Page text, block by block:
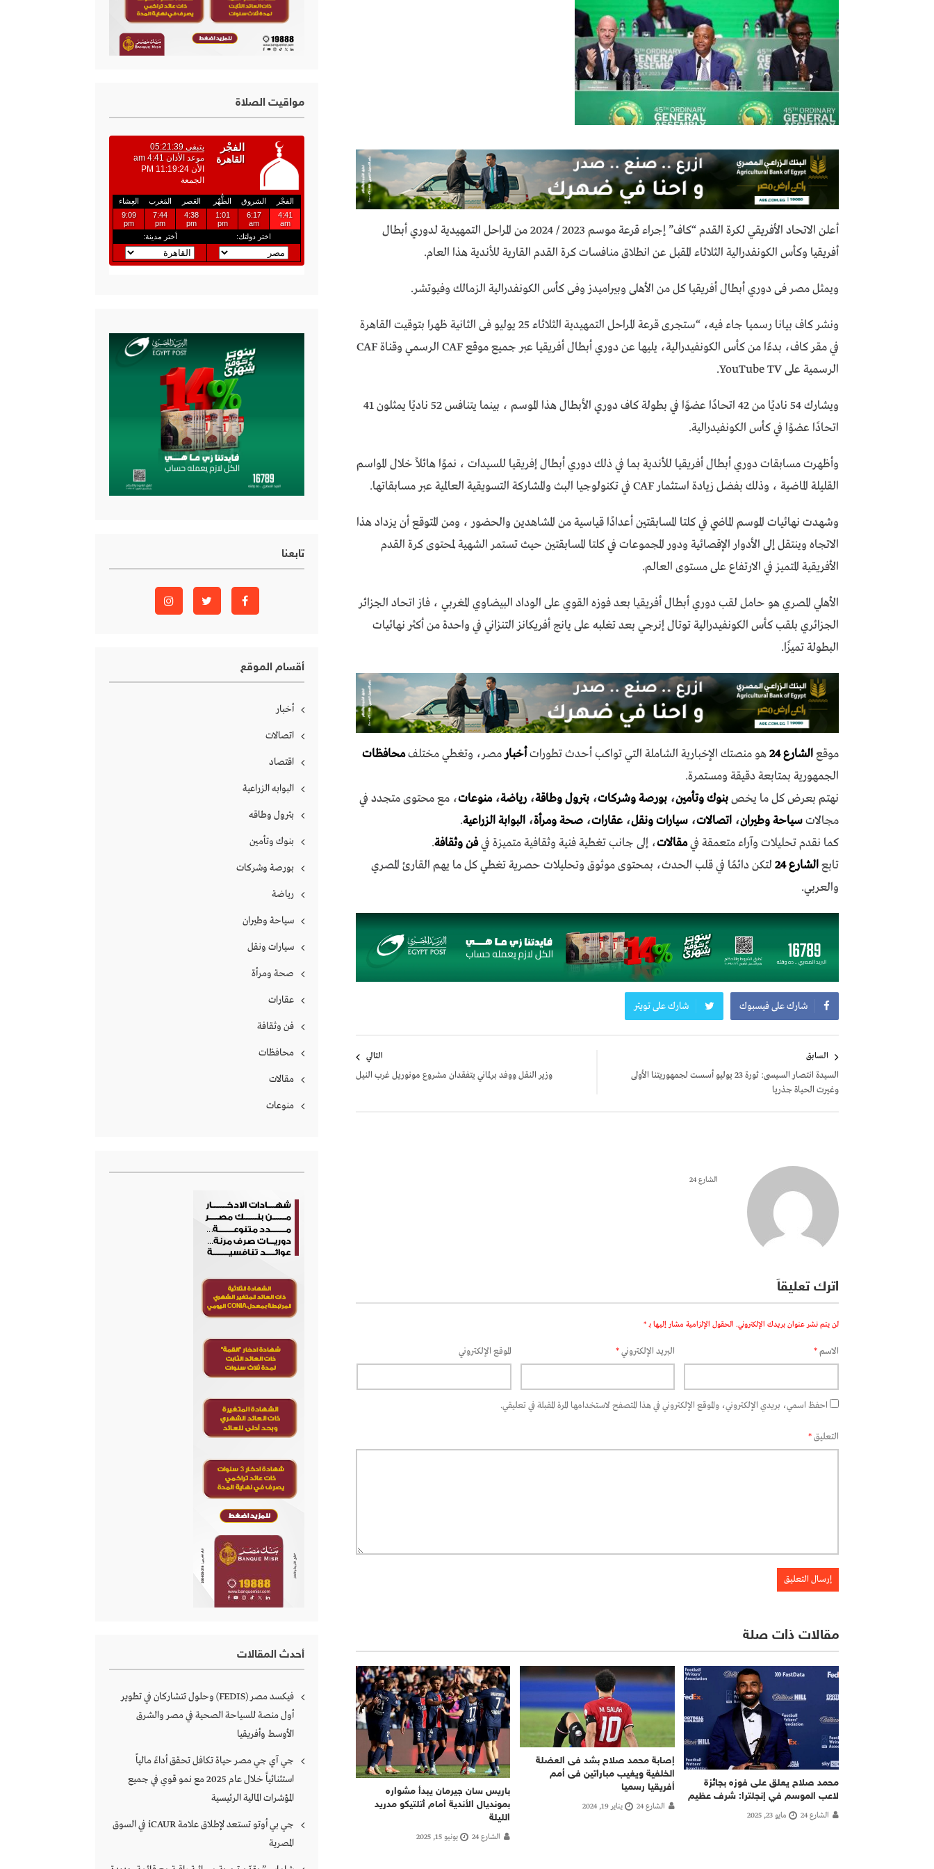
أعلن الاتحاد الأفريقي لكرة القدم “كاف” إجراء قرعة موسم 2023 / 2024 من المراحل التمهيدية لدوري أبطال
أفريقيا وكأس الكونفدرالية الثلاثاء المقبل عن انطلاق منافسات كرة القدم القارية للأندية هذا العام.
ويمثل مصر فى دوري أبطال أفريقيا كل من الأهلى وبيراميدز وفى كأس الكونفدرالية الزمالك وفيوتشر.
ونشر كاف بيانا رسميا جاء فيه، “ستجرى قرعة المراحل التمهيدية الثلاثاء 25 يوليو فى الثانية ظهرا بتوقيت القاهرة
في مقر كاف، بدءًا من كأس الكونفيدرالية، يليها عن دوري أبطال أفريقيا عبر جميع موقع CAF الرسمي وقناة CAF
الرسمية على YouTube TV.
ويشارك 54 ناديًا من 42 اتحادًا عضوًا في بطولة كاف دوري الأبطال هذا الموسم ، بينما يتنافس 52 ناديًا يمثلون 41
اتحادًا عضوًا في كأس الكونفيدرالية.
وأظهرت مسابقات دوري أبطال أفريقيا للأندية بما في ذلك دوري أبطال إفريقيا للسيدات ، نموًا هائلاً خلال المواسم
القليلة الماضية ، وذلك بفضل زيادة استثمار CAF في تكنولوجيا البث والمشاركة التسويقية العالمية عبر مسابقاتها.
وشهدت نهائيات الموسم الماضي في كلتا المسابقتين أعدادًا قياسية من المشاهدين والحضور ، ومن المتوقع أن يزداد هذا
الاتجاه وينتقل إلى الأدوار الإقصائية ودور المجموعات في كلتا المسابقتين حيث تستمر الشهية لمحتوى كرة القدم
الأفريقية المتميز في الارتفاع على مستوى العالم.
الأهلي المصري هو حامل لقب دوري أبطال أفريقيا بعد فوزه القوي على الوداد البيضاوي المغربي ، فاز اتحاد الجزائر
الجزائري بلقب كأس الكونفيدرالية توتال إنرجي بعد تغلبه على يانج أفريكانز التنزاني في واحدة من أكثر نهائيات
البطولة تميزًا.
موقعالشارع 24 هو منصتك الإخبارية الشاملة التي تواكب أحدث تطوراتأخبار مصر، وتغطي مختلفمحافظات
الجمهورية بمتابعة دقيقة ومستمرة.
نهتم بعرض كل ما يخصبنوك وتأمين، بورصة وشركات، بترول وطاقة، رياضة،منوعات، مع محتوى متجدد في
مجالاتسياحة وطيران، اتصالات، سيارات ونقل، عقارات، صحة ومرأة، البوابة الزراعية.
كما نقدم تحليلات وآراء متعمقة فيمقالات، إلى جانب تغطية فنية وثقافية متميزة فيفن وثقافة.
تابعالشارع 24
لتكن دائمًا في قلب الحدث، بمحتوى موثوق وتحليلات حصرية تغطي كل ما يهم القارئ المصري
والعربي.
شارك على فيسبوك شارك على تويتر
المقالات
السابق
السيدة انتصار السيسى: ثورة 23 يوليو أسست لجمهوريتنا الأولى
وغيرت الحياة جذريا
التالي
وزير النقل ووفد برلماني يتفقدان مشروع مونوريل غرب النيل
الشارع 24
اترك تعليقاً
لن يتم نشر عنوان بريدك الإلكتروني. الحقول الإلزامية مشار إليها بـ *
الاسم* البريد الإلكتروني* الموقع الإلكتروني
احفظ اسمي، بريدي الإلكتروني، والموقع الإلكتروني في هذا المتصفح لاستخدامها المرة المقبلة في تعليقي.
التعليق*
مقالات ذات صلة
محمد صلاح يعلق على فوزه بجائزة
لاعب الموسم في إنجلترا: شرف عظيم
الشارع 24 مايو 23, 2025
إصابة محمد صلاح بشد فى العضلة
الخلفية ويغيب مباراتين فى أمم
أفريقيا رسميا
الشارع 24 يناير 19, 2024
باريس سان جيرمان يبدأ مشواره
بمونديال الأندية أمام أتلتيكو مدريد
الليلة
الشارع 24 يونيو 15, 2025
مواقيت الصلاة
تابعنا
أقسام الموقع
أخبار
اتصالات
اقتصاد
البوابه الزراعية
بترول وطاقه
بنوك وتأمين
بورصة وشركات
رياضة
سياحة وطيران
سيارات ونقل
صحة ومرأة
عقارات
فن وثقافة
محافظات
مقالات
منوعات
أحدث المقالات
فيكسد مصر (FEDIS) وحلول تتشاركان في تطوير
أول منصة للسياحة الصحية في مصر والشرق
الأوسط وأفريقيا
جي آي جي مصر حياة تكافل تحقق أداءً مالياً
استثنائياً خلال عام 2025 مع نمو قوي في جميع
المؤشرات المالية الرئيسية
جي بي أوتو تستعد لإطلاق علامة iCAUR في السوق
المصرية